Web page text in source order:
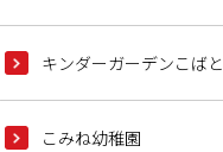
キンダーガーデンこばと
こみね幼稚園